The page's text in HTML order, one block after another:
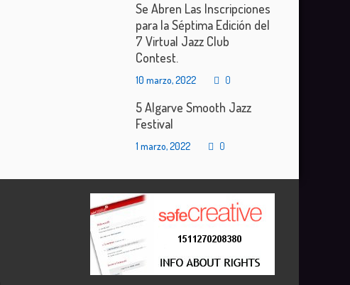
Se Abren Las Inscripciones
para la Séptima Edición del
7 Virtual Jazz Club
Contest.
10 marzo, 2022 0
5 Algarve Smooth Jazz
Festival
1 marzo, 2022 0